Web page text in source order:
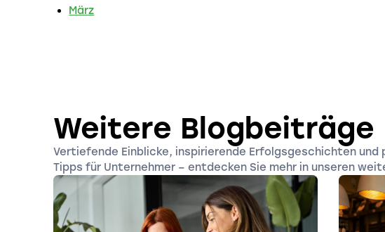
März
Weitere Blogbeiträge
Vertiefende Einblicke, inspirierende Erfolgsgeschichten und
Tipps für Unternehmer – entdecken Sie mehr in unseren